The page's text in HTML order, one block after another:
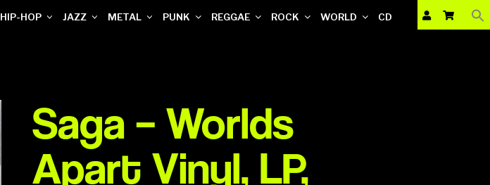
HIP-HOP JAZZ METAL PUNK REGGAE ROCK WORLD CD
Saga – Worlds
Apart Vinyl, LP,